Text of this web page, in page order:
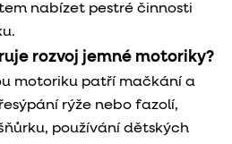
nabízet pestré činnosti
rozvoj jemné motoriky?
motoriku patří mačkání a
rýže nebo fazolí,
používání dětských